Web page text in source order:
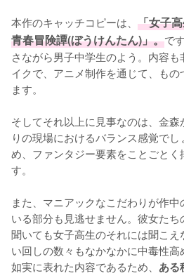
本作のキャッチコピーは、 「女子
青春冒険譚(ぼうけんたん)」。で
さながら男子中学生のよう。内容
イクで、アニメ制作を通じて、も
ます。
そしてそれ以上に見事なのは、金森
りの現場におけるバランス感覚で
め、ファンタジー要素をことごと
す。
また、マニアックなこだわりが作
いる部分も見逃せません。彼女たち
聞いても女子高生のそれには聞こ
い回しの数々もなかなかに中毒性
如実に表れた内容であるため、 ある